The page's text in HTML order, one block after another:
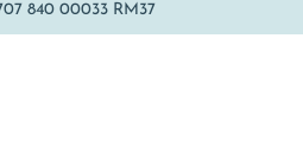
840 00033 RM37